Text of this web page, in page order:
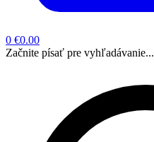
0 €0.00
Začnite písať pre vyhľadávanie...